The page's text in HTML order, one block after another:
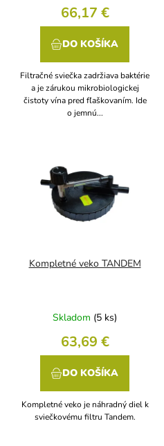
66,17 €
DO KOŠÍKA
Filtračné sviečka zadržiava baktérie
a je zárukou mikrobiologickej
čistoty vína pred fľaškovaním. Ide
o jemnú...
Kompletné veko TANDEM
Skladom (5 ks)
63,69 €
DO KOŠÍKA
Kompletné veko je náhradný diel k
sviečkovému filtru Tandem.